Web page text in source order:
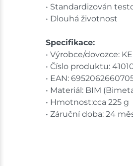
• Standardizován
• Dlouhá životnost
Specifikace:
• Výrobce/dovozce:
• Číslo produktu:
• EAN:
• Materiál: BIM
• Hmotnost:cca 225 g
• Záruční doba: 24